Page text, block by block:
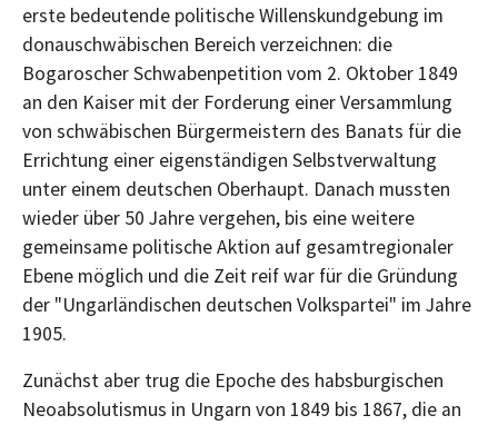
erste bedeutende politische Willenskundgebung im
donauschwäbischen Bereich verzeichnen: die
Bogaroscher Schwabenpetition vom 2. Oktober 1849
an den Kaiser mit der Forderung einer Versammlung
von schwäbischen Bürgermeistern des Banats für die
Errichtung einer eigenständigen Selbstverwaltung
unter einem deutschen Oberhaupt. Danach mussten
wieder über 50 Jahre vergehen, bis eine weitere
gemeinsame politische Aktion auf gesamtregionaler
Ebene möglich und die Zeit reif war für die Gründung
der "Ungarländischen deutschen Volkspartei" im Jahre
1905.
Zunächst aber trug die Epoche des habsburgischen
Neoabsolutismus in Ungarn von 1849 bis 1867, die an